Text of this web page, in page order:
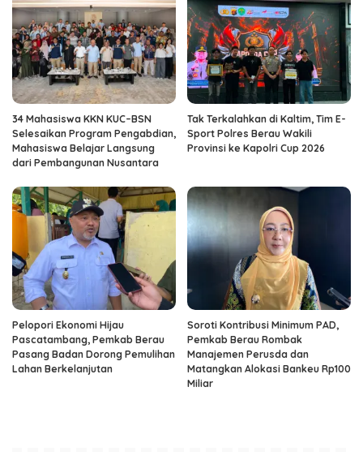
34 Mahasiswa KKN KUC–BSN
Selesaikan Program Pengabdian,
Mahasiswa Belajar Langsung
dari Pembangunan Nusantara
Tak Terkalahkan di Kaltim, Tim E-
Sport Polres Berau Wakili
Provinsi ke Kapolri Cup 2026
Pelopori Ekonomi Hijau
Pascatambang, Pemkab Berau
Pasang Badan Dorong Pemulihan
Lahan Berkelanjutan
Soroti Kontribusi Minimum PAD,
Pemkab Berau Rombak
Manajemen Perusda dan
Matangkan Alokasi Bankeu Rp100
Miliar